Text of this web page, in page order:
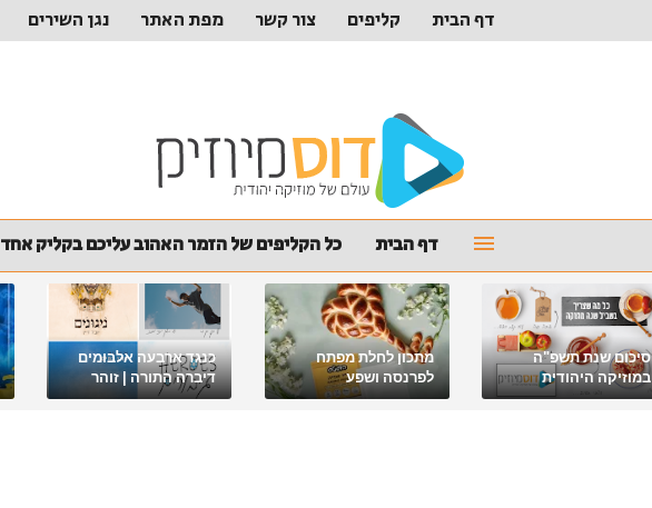
דף הבית קליפים צור קשר מפת האתר נגן השירים
דף הבית כל הקליפים של הזמר האהוב עליכם בקליק אחד
סיכום שנת תשפ"ה
במוזיקה היהודית
מתכון לחלת מפתח
לפרנסה ושפע
כנגד ארבעה אלבומים
דיברה התורה | זוהר
מלאכי